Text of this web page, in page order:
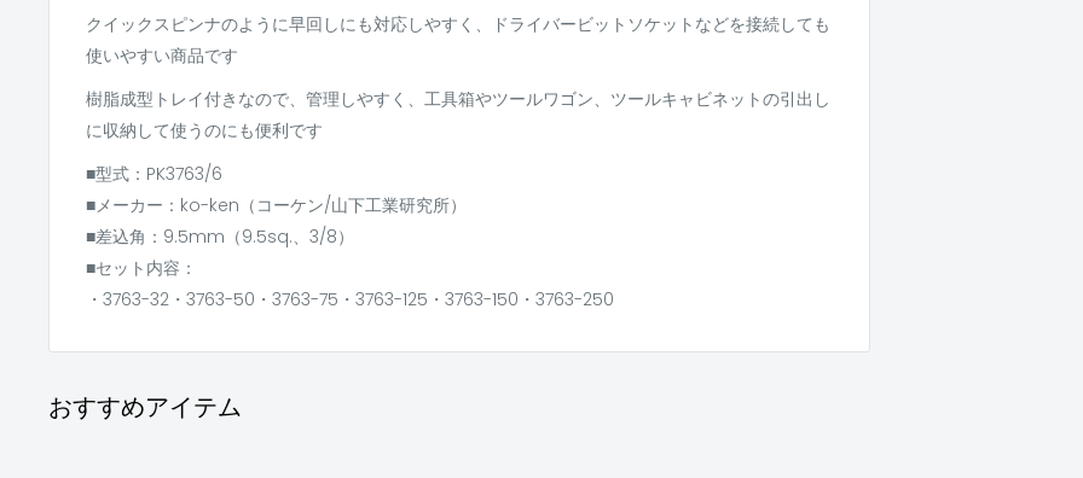
クイックスピンナのように早回しにも対応しやすく、ドライバービットソケットなどを接続しても
使いやすい商品です
樹脂成型トレイ付きなので、管理しやすく、工具箱やツールワゴン、ツールキャビネットの引出し
に収納して使うのにも便利です
■型式：PK3763/6
■メーカー：ko-ken（コーケン/山下工業研究所）
■差込角：9.5mm（9.5sq.、3/8）
■セット内容：
・3763-32・3763-50・3763-75・3763-125・3763-150・3763-250
おすすめアイテム